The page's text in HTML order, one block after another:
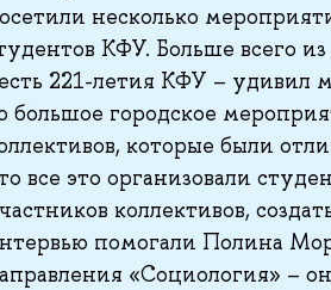
несколько
КФУ. Больше всего
221-летия КФУ – удивил
большое городское
которые были
все это организовали
коллективов,
помогали Полина
«Социология» –